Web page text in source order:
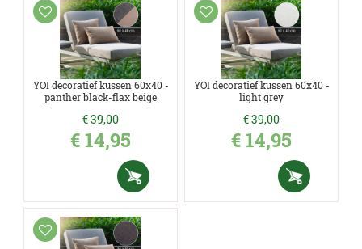
YOI decoratief kussen 60x40 -
panther black-flax beige
€39,00
€14,95
YOI decoratief kussen 60x40 -
light grey
€39,00
€14,95